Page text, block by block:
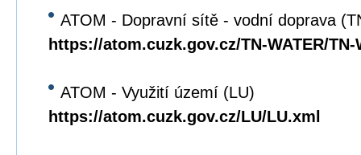
ATOM - Dopravní sítě - vodní doprava
https://atom.cuzk.gov.cz/TN-WATER/TN-
ATOM - Využití území (LU)
https://atom.cuzk.gov.cz/LU/LU.xml